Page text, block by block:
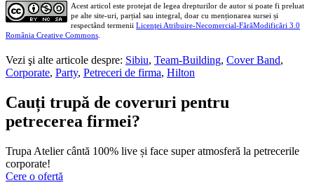
Acest articol este protejat de legea drepturilor de autor si poate fi preluat
pe alte site-uri, parțial sau integral, doar cu menționarea sursei și
respectând termenii Licenţei Atribuire-Necomercial-FărăModificări 3.0
România Creative Commons
Vezi şi alte articole despre: Sibiu, Team-Building, Cover Band,
Corporate, Party, Petreceri de firma, Hilton
Cauți trupă de coveruri pentru
petrecerea firmei?
Trupa Atelier cântă 100% live și face super atmosferă la petrecerile
corporate!
Cere o ofertă